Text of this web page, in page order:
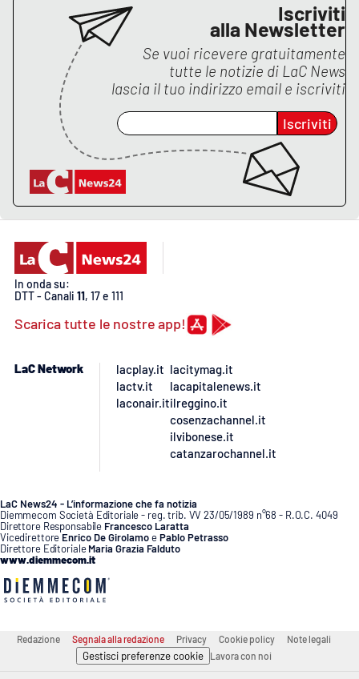
Laconair.it
Lacitymag.it
Lacapitalenews.it
Ilreggino.it
Cosenzachannel.it
Ilvibonese.it
Catanzarochannel.it
Iscriviti
alla Newsletter
Se vuoi ricevere gratuitamente
tutte le notizie di LaC News
lascia il tuo indirizzo email e iscriviti
Iscriviti
In onda su:
DTT - Canali 11, 17 e 111
Scarica tutte le nostre app!
LaC Network
lacplay.it
lactv.it
laconair.it
lacitymag.it
lacapitalenews.it
ilreggino.it
cosenzachannel.it
ilvibonese.it
catanzarochannel.it
LaC News24 - L’informazione che fa notizia
Diemmecom Società Editoriale - reg. trib. VV 23/05/1989 n°68 - R.O.C. 4049
Direttore Responsabile Francesco Laratta
Vicedirettore Enrico De GirolamoePablo Petrasso
Direttore Editoriale Maria Grazia Falduto
www.diemmecom.it
Redazione Segnala alla redazione Privacy Cookie policy Note legali
Gestisci preferenze cookie Lavora con noi